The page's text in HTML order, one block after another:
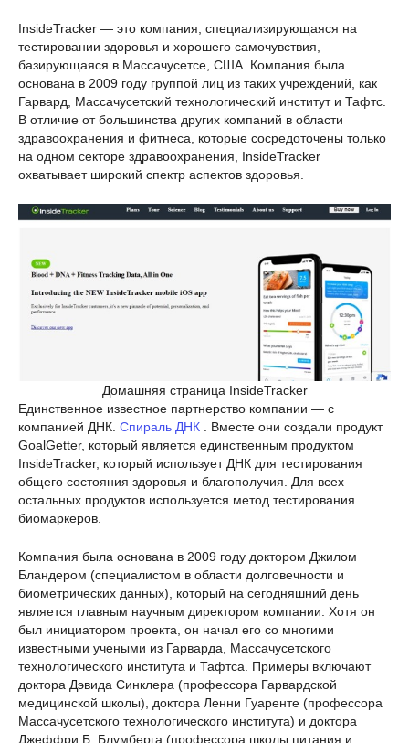
InsideTracker — это компания, специализирующаяся на
тестировании здоровья и хорошего самочувствия,
базирующаяся в Массачусетсе, США. Компания была
основана в 2009 году группой лиц из таких учреждений, как
Гарвард, Массачусетский технологический институт и Тафтс.
В отличие от большинства других компаний в области
здравоохранения и фитнеса, которые сосредоточены только
на одном секторе здравоохранения, InsideTracker
охватывает широкий спектр аспектов здоровья.
Домашняя страница InsideTracker
Единственное известное партнерство компании — с
компанией ДНК. Спираль ДНК . Вместе они создали продукт
GoalGetter, который является единственным продуктом
InsideTracker, который использует ДНК для тестирования
общего состояния здоровья и благополучия. Для всех
остальных продуктов используется метод тестирования
биомаркеров.
Компания была основана в 2009 году доктором Джилом
Бландером (специалистом в области долговечности и
биометрических данных), который на сегодняшний день
является главным научным директором компании. Хотя он
был инициатором проекта, он начал его со многими
известными учеными из Гарварда, Массачусетского
технологического института и Тафтса. Примеры включают
доктора Дэвида Синклера (профессора Гарвардской
медицинской школы), доктора Ленни Гуаренте (профессора
Массачусетского технологического института) и доктора
Джеффри Б. Блумберга (профессора школы питания и